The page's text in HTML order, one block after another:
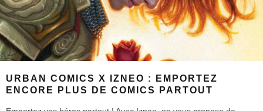
URBAN COMICS X IZNEO : EMPORTEZ
ENCORE PLUS DE COMICS PARTOUT